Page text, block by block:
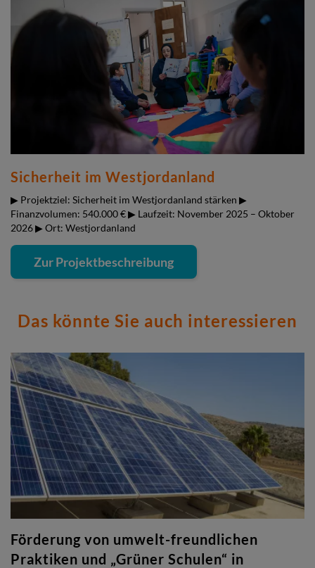
Sicherheit im Westjordanland
▶ Projektziel: Sicherheit im Westjordanland stärken ▶
Finanzvolumen: 540.000 € ▶ Laufzeit: November 2025 – Oktober
2026 ▶ Ort: Westjordanland
Zur Projektbeschreibung
Das könnte Sie auch interessieren
Förderung von umwelt-freundlichen
Praktiken und „Grüner Schulen“ in